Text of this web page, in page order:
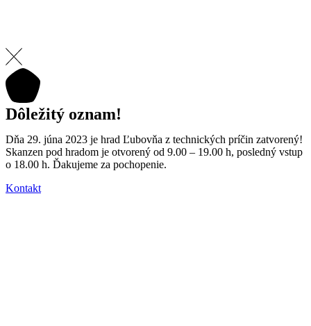
Dôležitý oznam!
Dňa 29. júna 2023 je hrad Ľubovňa z technických príčin zatvorený!
Skanzen pod hradom je otvorený od 9.00 – 19.00 h, posledný vstup
o 18.00 h. Ďakujeme za pochopenie.
Kontakt